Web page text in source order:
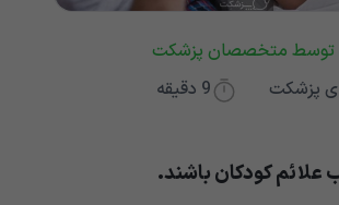
توسط متخصصان پزشکت
پزشکت
9 دقیقه
علائم کودکان باشند.